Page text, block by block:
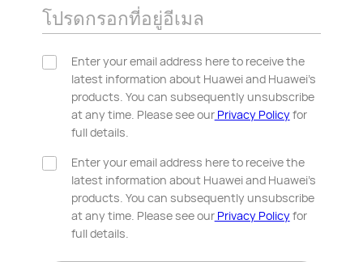
โปรดกรอกที่อยู่อีเมล
Enter your email address here to receive the
latest information about Huawei and Huawei’s
products. You can subsequently unsubscribe
at any time. Please see ourPrivacy Policyfor
full details.
Enter your email address here to receive the
latest information about Huawei and Huawei’s
products. You can subsequently unsubscribe
at any time. Please see ourPrivacy Policyfor
full details.